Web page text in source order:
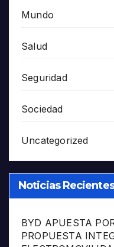
Mundo
Salud
Seguridad
Sociedad
Uncategorized
Noticias Recientes
BYD APUESTA
PROPUESTA